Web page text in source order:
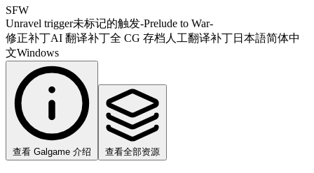
SFW
Unravel trigger未标记的触发-Prelude to War-
修正补丁AI 翻译补丁全 CG 存档 人工翻译补丁日本語简体中
文Windows
查看 Galgame 介绍 查看全部资源